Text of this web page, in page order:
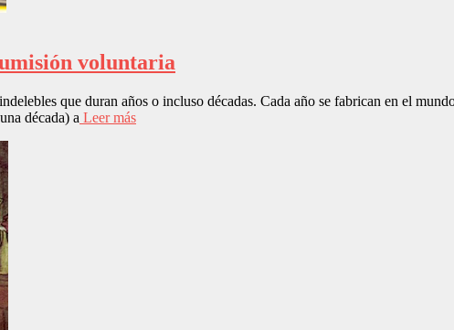
voluntaria
que duran años o incluso décadas. Cada año se fabrican en el
década) a Leer más